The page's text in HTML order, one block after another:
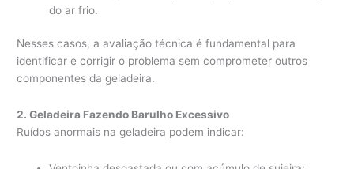
do ar frio.
Nesses casos, a avaliação técnica é fundamental para
identificar e corrigir o problema sem comprometer outros
componentes da geladeira.
2. Geladeira Fazendo Barulho Excessivo
Ruídos anormais na geladeira podem indicar: